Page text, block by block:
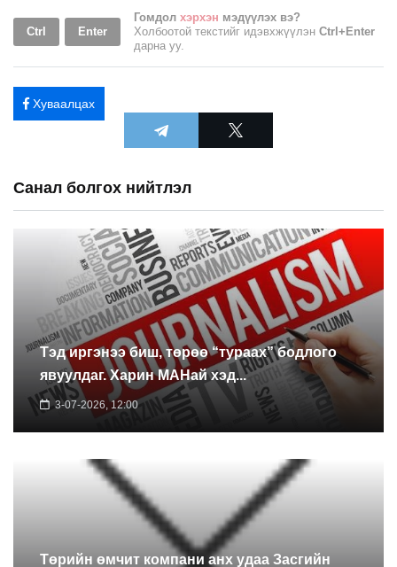
Ctrl Enter
Гомдол хэрхэн мэдүүлэх вэ?
Холбоотой текстийг идэвхжүүлэн Ctrl+Enter
дарна уу.
Хуваалцах
Санал болгох нийтлэл
Тэд иргэнээ биш, төрөө “тураах” бодлого
явуулдаг. Харин МАНай хэд...
3-07-2026, 12:00
Төрийн өмчит компани анх удаа Засгийн